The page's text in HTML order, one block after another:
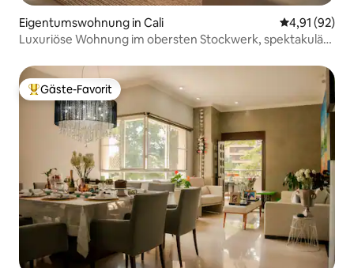
Eigentumswohnung in Cali
4,91 (92)
Luxuriöse Wohnung im obersten Stockwerk, spektakuläre
Beliebter Gäste-Favorit.
Gäste-Favorit